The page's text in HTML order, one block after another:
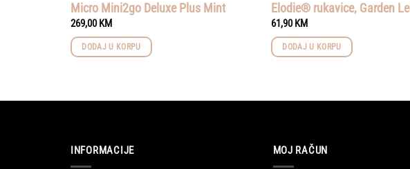
Micro Mini2go Deluxe Plus Mint
269,00KM
DODAJ U KORPU
Elodie® rukavice, Garden
61,90KM
DODAJ U KORPU
INFORMACIJE MOJ RAČUN